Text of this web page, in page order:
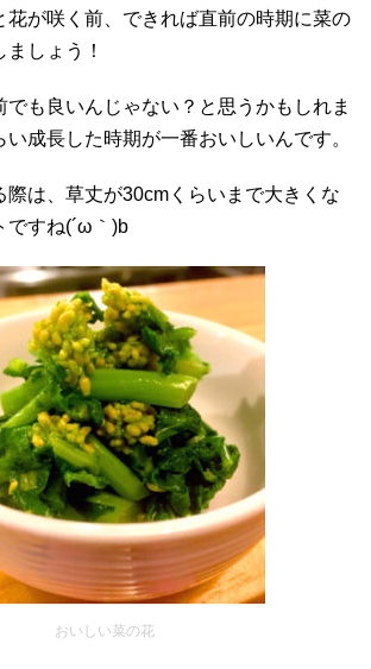
花が咲く前、できれば直前の時期に菜の
しょう！
でも良いんじゃない？と思うかもしれま
成長した時期が一番おいしいんです。
際は、草丈が30cmくらいまで大きくな
ですね(´ω｀)b
おいしい菜の花